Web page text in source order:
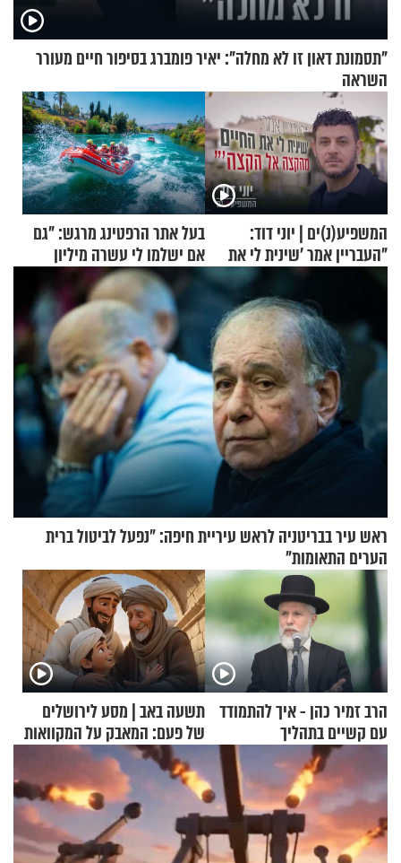
"תסמונת דאון זו לא מחלה": יאיר פומברג בסיפור חיים מעורר
השראה
המשפיע(נ)ים | יוני דוד:
"העבריין אמר 'שינית לי את
החיים מהקצה אל הקצה'"
בעל אתר הרפטינג מרגש: "גם
אם ישלמו לי עשרה מיליון
שקלים - לא אפתח בשבת"
ראש עיר בבריטניה לראש עיריית חיפה: ״נפעל לביטול ברית
הערים התאומות״
הרב זמיר כהן - איך להתמודד
עם קשיים בתהליך
ההתחזקות?
תשעה באב | מסע לירושלים
של פעם: המאבק על המקוואות